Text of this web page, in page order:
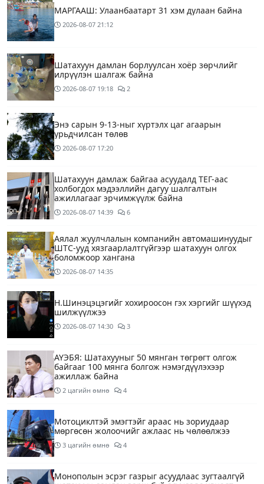
МАРГААШ: Улаанбаатарт 31 хэм дулаан байна
2026-08-07 21:12
Шатахуун дамлан борлуулсан хоёр зөрчлийг
илрүүлэн шалгаж байна
2026-08-07 19:18 2
Энэ сарын 9-13-ныг хүртэлх цаг агаарын
урьдчилсан төлөв
2026-08-07 17:20
Шатахуун дамлаж байгаа асуудалд ТЕГ-аас
холбогдох мэдээллийн дагуу шалгалтын
ажиллагааг эрчимжүүлж байна
2026-08-07 14:39 6
Аялал жуулчлалын компанийн автомашинуудыг
ШТС-ууд хязгаарлалтгүйгээр шатахуун олгох
боломжоор хангана
2026-08-07 14:35
Н.Шинэцэцэгийг хохироосон гэх хэргийг шүүхэд
шилжүүлжээ
2026-08-07 14:30 3
АҮЭБЯ: Шатахууныг 50 мянган төгрөгт олгож
байгааг 100 мянга болгож нэмэгдүүлэхээр
ажиллаж байна
2 цагийн өмнө 4
Мотоциклтэй эмэгтэйг араас нь зориудаар
мөргөсөн жолоочийг ажлаас нь чөлөөлжээ
3 цагийн өмнө 4
Монополын эсрэг газрыг асуудлаас зугтаалгүй